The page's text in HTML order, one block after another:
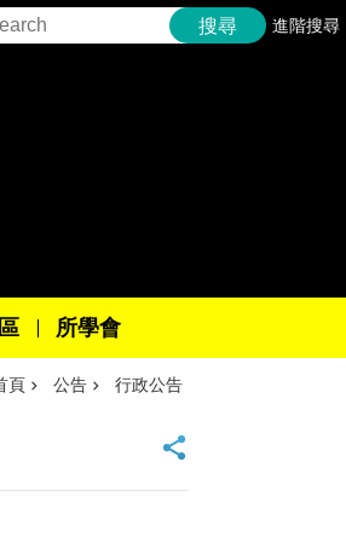
搜尋 進階搜尋
所學會
頁 公告 行政公告